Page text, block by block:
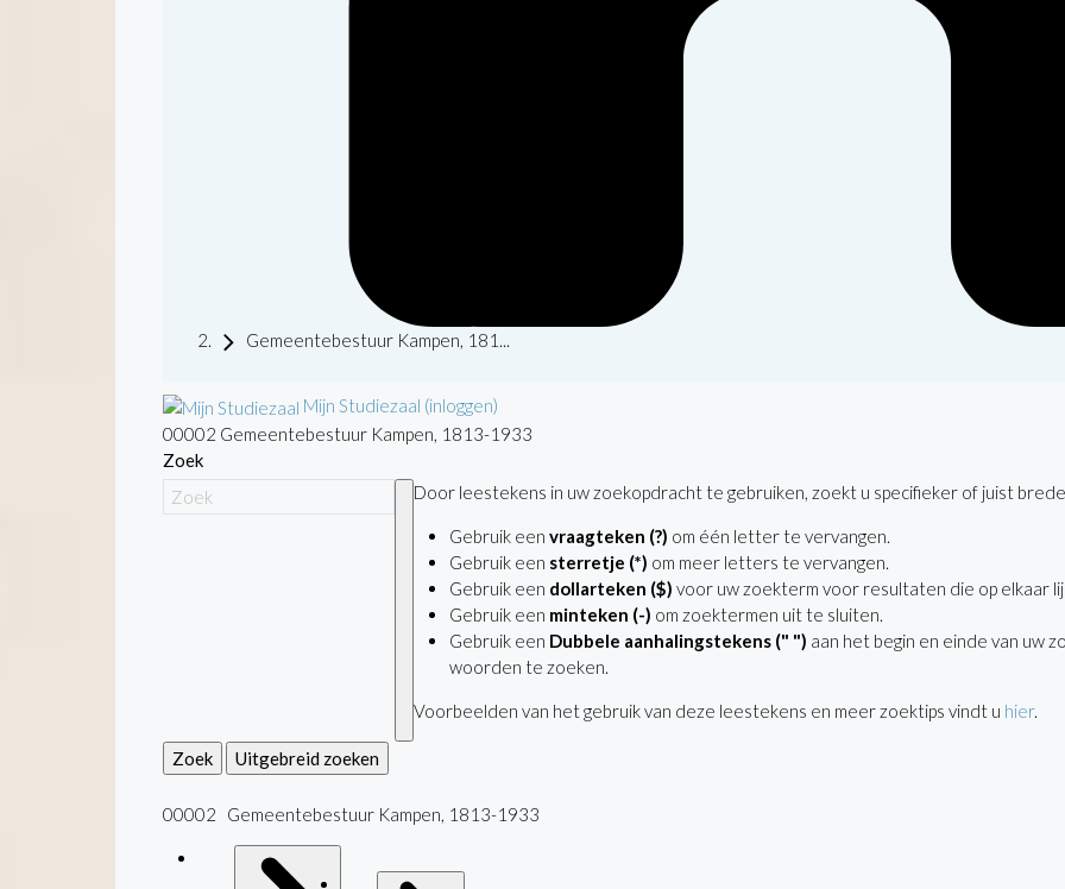
Gemeentebestuur Kampen, 181...
Mijn Studiezaal (inloggen)
00002 Gemeentebestuur Kampen, 1813-1933
Zoek
Door leestekens in uw zoekopdracht te gebruiken, zoekt u specifieker of juist
Gebruik een vraagteken (?) om één letter te vervangen.
Gebruik een sterretje (*) om meer letters te vervangen.
Gebruik een dollarteken ($) voor uw zoekterm voor resultaten die op elkaar
Gebruik een minteken (-) om zoektermen uit te sluiten.
Gebruik een Dubbele aanhalingstekens (" ") aan het begin en einde van uw
woorden te zoeken.
Voorbeelden van het gebruik van deze leestekens en meer zoektips vindt u hier.
Zoek Uitgebreid zoeken
00002 Gemeentebestuur Kampen, 1813-1933